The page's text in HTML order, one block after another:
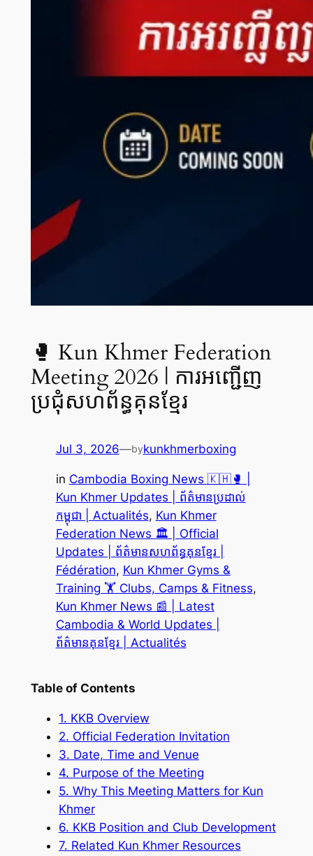
🥊 Kun Khmer Federation
Meeting 2026 | ការអញ្ជើញ
ប្រជុំសហព័ន្ធគុនខ្មែរ
Jul 3, 2026—bykunkhmerboxing
in Cambodia Boxing News 🇰🇭🥊 |
Kun Khmer Updates | ព័ត៌មានប្រដាល់
កម្ពុជា | Actualités, Kun Khmer
Federation News 🏛️ | Official
Updates | ព័ត៌មានសហព័ន្ធគុនខ្មែរ |
Fédération, Kun Khmer Gyms &
Training 🏋️ Clubs, Camps & Fitness
Kun Khmer News 📰 | Latest
Cambodia & World Updates |
ព័ត៌មានគុនខ្មែរ | Actualités
Table of Contents
1. KKB Overview
2. Official Federation Invitation
3. Date, Time and Venue
4. Purpose of the Meeting
5. Why This Meeting Matters for Kun
Khmer
6. KKB Position and Club Development
7. Related Kun Khmer Resources